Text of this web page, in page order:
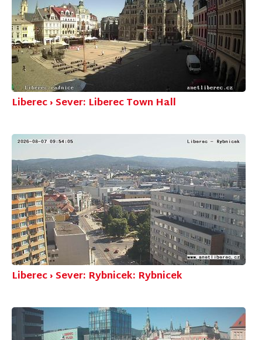
Liberec › Sever: Liberec Town Hall
Liberec › Sever: Rybnicek: Rybnicek